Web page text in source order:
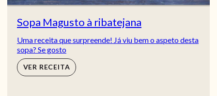
Sopa Magusto à ribatejana
Uma receita que surpreende! Já viu bem o aspeto desta
sopa? Se gosto
VER RECEITA